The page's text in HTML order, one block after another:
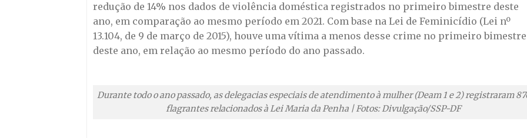
redução de 14% nos dados de violência doméstica registrados no primeiro bimestre deste
ano, em comparação ao mesmo período em 2021. Com base na Lei de Feminicídio (Lei nº
13.104, de 9 de março de 2015), houve uma vítima a menos desse crime no primeiro bimestre
deste ano, em relação ao mesmo período do ano passado.
Durante todo o ano passado, as delegacias especiais de atendimento à mulher (Deam 1 e 2) registraram
flagrantes relacionados à Lei Maria da Penha | Fotos: Divulgação/SSP-DF